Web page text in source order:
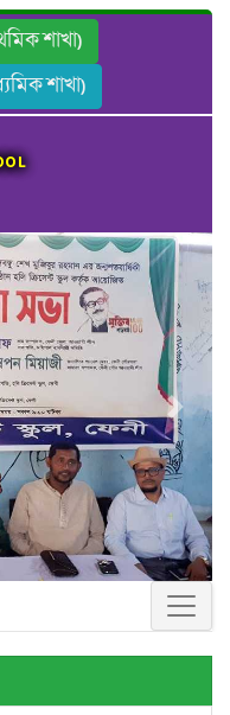
শাখা)
শাখা)
Next